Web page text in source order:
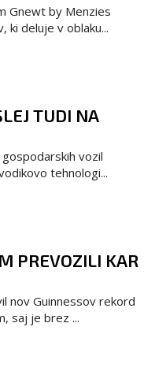
Gnewt by Menzies
ki deluje v oblaku...
TUDI NA
vozil
tehnologi...
PREVOZILI KAR
nov Guinnessov rekord
saj je brez ...